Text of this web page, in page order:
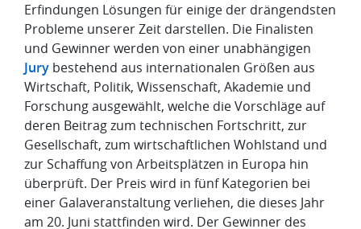
Erfindungen Lösungen für einige der drängendsten
Probleme unserer Zeit darstellen. Die Finalisten
und Gewinner werden von einer unabhängigen
Jury bestehend aus internationalen Größen aus
Wirtschaft, Politik, Wissenschaft, Akademie und
Forschung ausgewählt, welche die Vorschläge auf
deren Beitrag zum technischen Fortschritt, zur
Gesellschaft, zum wirtschaftlichen Wohlstand und
zur Schaffung von Arbeitsplätzen in Europa hin
überprüft. Der Preis wird in fünf Kategorien bei
einer Galaveranstaltung verliehen, die dieses Jahr
am 20. Juni stattfinden wird. Der Gewinner des